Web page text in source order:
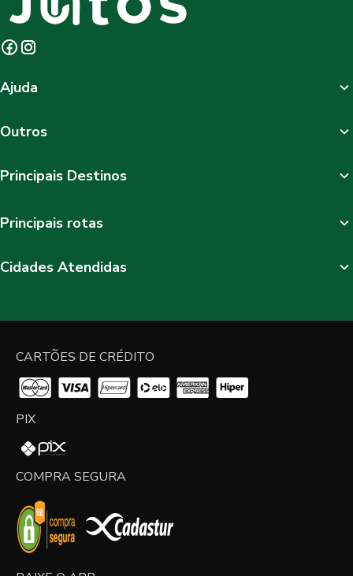
Ajuda
Outros
Principais Destinos
Principais rotas
Cidades Atendidas
CARTÕES DE CRÉDITO
PIX
COMPRA SEGURA